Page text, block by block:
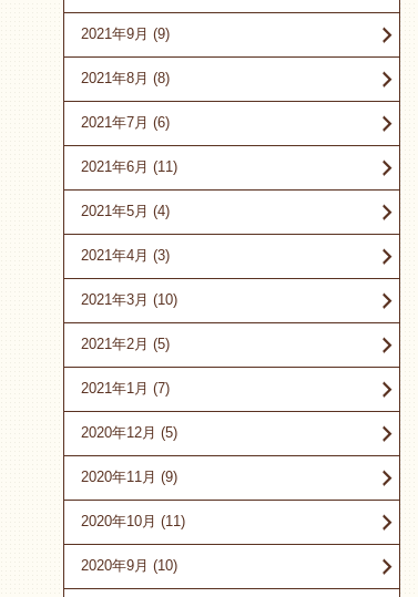
2021年9月 (9)
2021年8月 (8)
2021年7月 (6)
2021年6月 (11)
2021年5月 (4)
2021年4月 (3)
2021年3月 (10)
2021年2月 (5)
2021年1月 (7)
2020年12月 (5)
2020年11月 (9)
2020年10月 (11)
2020年9月 (10)